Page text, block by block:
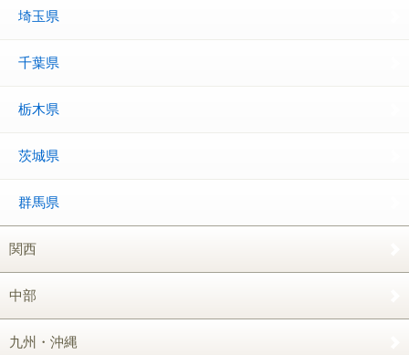
埼玉県
千葉県
栃木県
茨城県
群馬県
関西
中部
九州・沖縄